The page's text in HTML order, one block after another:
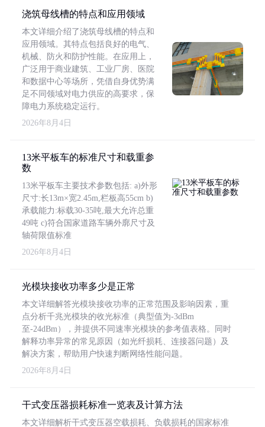
浇筑母线槽的特点和应用领域
本文详细介绍了浇筑母线槽的特点和
应用领域。其特点包括良好的电气、
机械、防火和防护性能。在应用上，
广泛用于商业建筑、工业厂房、医院
和数据中心等场所，凭借自身优势满
足不同领域对电力供应的高要求，保
障电力系统稳定运行。
2026年8月4日
13米平板车的标准尺寸和载重参
数
13米平板车主要技术参数包括: a)外形
尺寸:长13m×宽2.45m,栏板高55cm b)
承载能力:标载30-35吨,最大允许总重
49吨 c)符合国家道路车辆外廓尺寸及
轴荷限值标准
2026年8月4日
光模块接收功率多少是正常
本文详细解答光模块接收功率的正常范围及影响因素，重
点分析千兆光模块的收光标准（典型值为-3dBm
至-24dBm），并提供不同速率光模块的参考值表格。同时
解释功率异常的常见原因（如光纤损耗、连接器问题）及
解决方案，帮助用户快速判断网络性能问题。
2026年8月4日
干式变压器损耗标准一览表及计算方法
本文详细解析干式变压器空载损耗、负载损耗的国家标准